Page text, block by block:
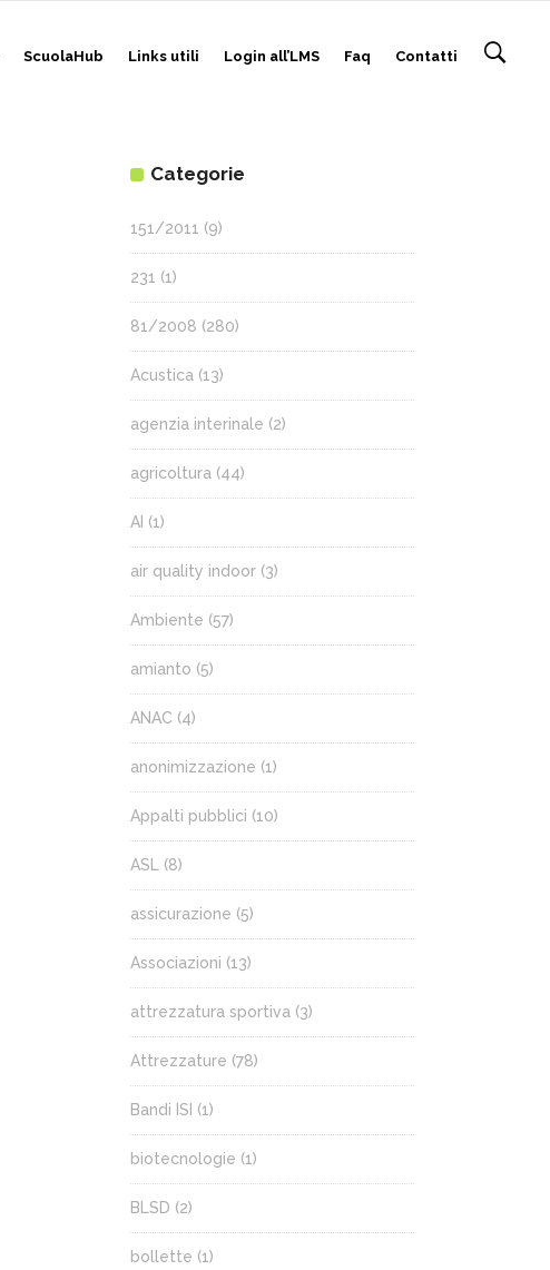
ScuolaHub Links utili Login all’LMS Faq Contatti
Categorie
151/2011 (9)
231 (1)
81/2008 (280)
Acustica (13)
agenzia interinale (2)
agricoltura (44)
AI (1)
air quality indoor (3)
Ambiente (57)
amianto (5)
ANAC (4)
anonimizzazione (1)
Appalti pubblici (10)
ASL (8)
assicurazione (5)
Associazioni (13)
attrezzatura sportiva (3)
Attrezzature (78)
Bandi ISI (1)
biotecnologie (1)
BLSD (2)
bollette (1)